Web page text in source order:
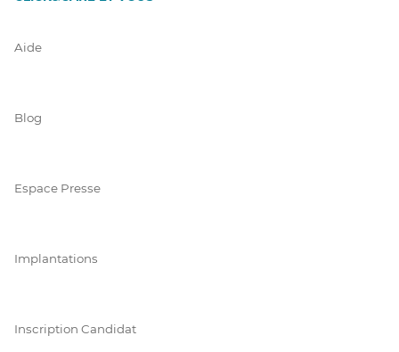
Aide
Blog
Espace Presse
Implantations
Inscription Candidat